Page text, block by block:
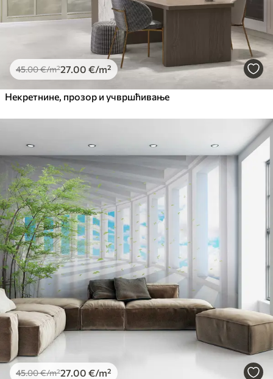
45.00€/m²27.00 €/m²
Некретнине, прозор и учвршћивање
45.00€/m²27.00 €/m²